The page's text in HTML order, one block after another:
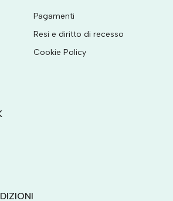
Pagamenti
Resi e diritto di recesso
Cookie Policy